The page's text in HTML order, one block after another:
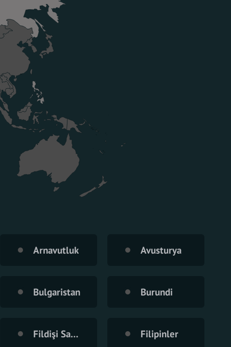
Arnavutluk Avusturya
Bulgaristan Burundi
Fildişi Sahilleri Filipinler